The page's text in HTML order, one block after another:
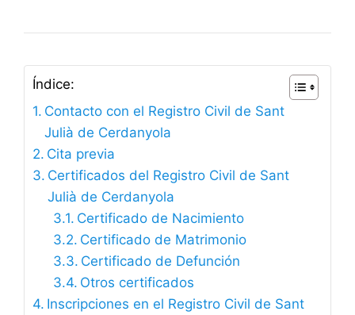
Índice:
Contacto con el Registro Civil de Sant
Julià de Cerdanyola
Cita previa
Certificados del Registro Civil de Sant
Julià de Cerdanyola
Certificado de Nacimiento
Certificado de Matrimonio
Certificado de Defunción
Otros certificados
Inscripciones en el Registro Civil de Sant